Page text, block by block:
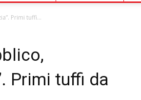
Primi tuffi...
Primi tuffi da